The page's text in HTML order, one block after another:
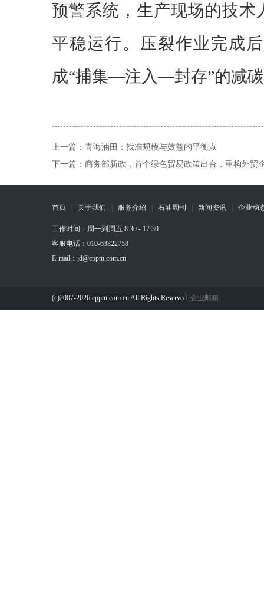
预警系统，生产现场的技
平稳运行。压裂作业完成
成“捕集—注入—封存”的减
上一篇： 青海油田：找准规模与效益的平衡点
下一篇： 商务部新政，首个绿色贸易政策出台，重构外贸
首页 关于我们 服务介绍 石油周刊 新闻资讯 企业动
工作时间：周一到周五 8:30 - 17:30
客服电话：010-63822758
E-mail：jd@cpptn.com.cn
(c)2007-2026 cpptn.com.cn All Rights Reserved 企业邮箱